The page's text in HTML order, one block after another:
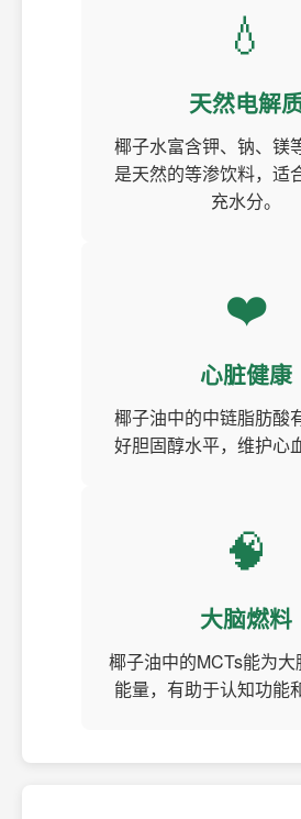
💧
天然电解
椰子水富含钾、钠、镁
是天然的等渗饮料，适
充水分。
❤️
心脏健康
椰子油中的中链脂肪酸
好胆固醇水平，维护心
🧠
大脑燃料
椰子油中的MCTs能为
能量，有助于认知功能